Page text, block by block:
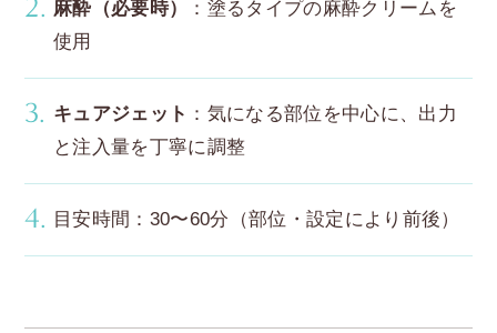
麻酔（必要時）
：塗るタイプの麻酔クリームを
使用
キュアジェット ：気になる部位を中心に、出力
と注入量を丁寧に調整
目安時間：30〜60分（部位・設定により前後）